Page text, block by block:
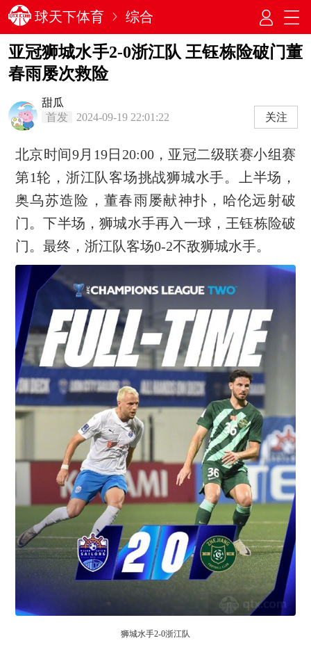
球天下体育 综合
亚冠狮城水手2-0浙江队 王钰栋险破门董
春雨屡次救险
甜瓜
首发
2024-09-19 22:01:22 关注
北京时间9月19日20:00，亚冠二级联赛小组赛
第1轮，浙江队客场挑战狮城水手。上半场，
奥乌苏造险，董春雨屡献神扑，哈伦远射破
门。下半场，狮城水手再入一球，王钰栋险破
门。最终，浙江队客场0-2不敌狮城水手。
狮城水手2-0浙江队